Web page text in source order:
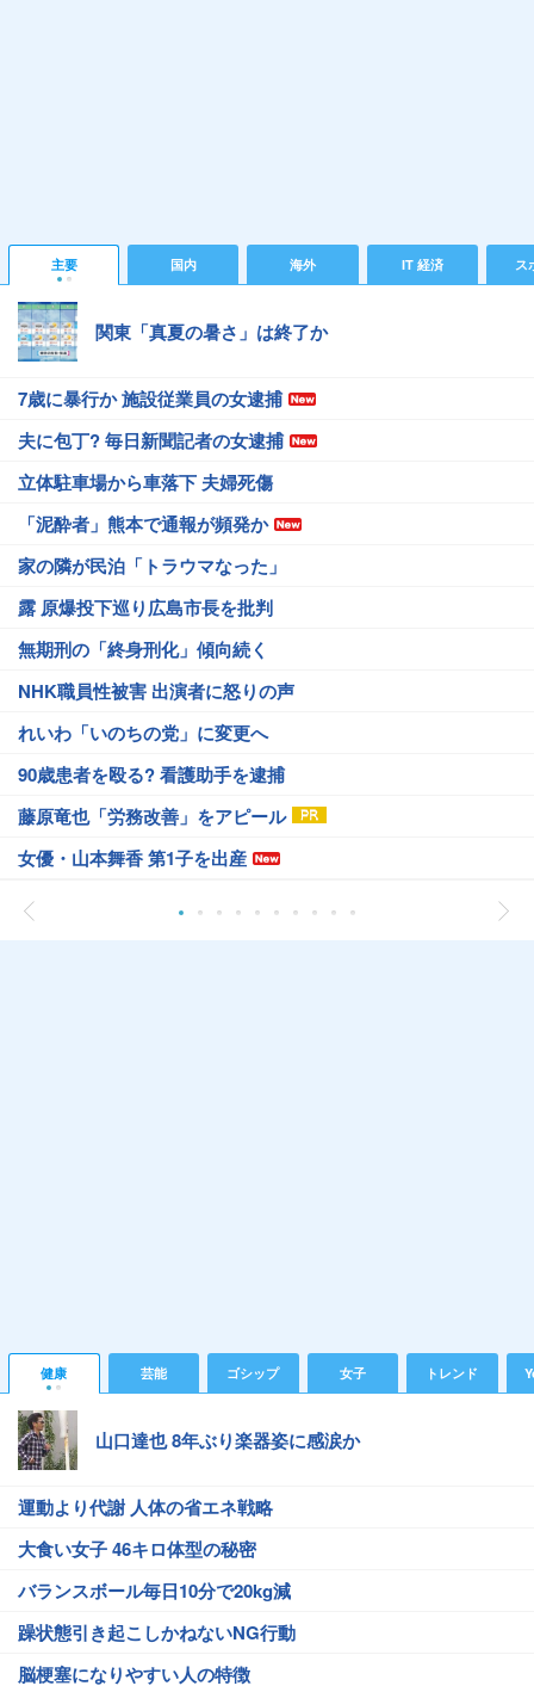
主要 国内 海外 IT 経済 ス
関東「真夏の暑さ」は終了か
7歳に暴行か 施設従業員の女逮捕
夫に包丁? 毎日新聞記者の女逮捕
立体駐車場から車落下 夫婦死傷
「泥酔者」熊本で通報が頻発か
家の隣が民泊「トラウマなった」
露 原爆投下巡り広島市長を批判
無期刑の「終身刑化」傾向続く
NHK職員性被害 出演者に怒りの声
れいわ「いのちの党」に変更へ
90歳患者を殴る? 看護助手を逮捕
藤原竜也「労務改善」をアピール
女優・山本舞香 第1子を出産
健康 芸能 ゴシップ 女子 トレンド
山口達也 8年ぶり楽器姿に感涙か
運動より代謝 人体の省エネ戦略
大食い女子 46キロ体型の秘密
バランスボール毎日10分で20kg減
躁状態引き起こしかねないNG行動
脳梗塞になりやすい人の特徴